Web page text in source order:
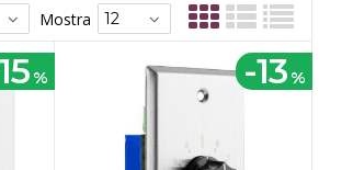
Mostra
% -13 %